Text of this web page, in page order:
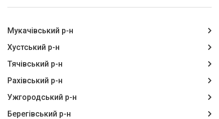
Мукачівський р-н
Хустський р-н
Тячівський р-н
Рахівський р-н
Ужгородський р-н
Берегівський р-н